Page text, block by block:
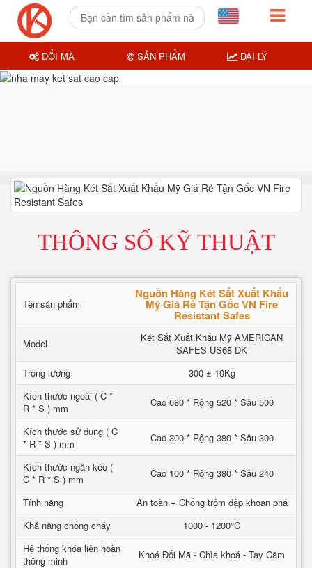
THÔNG SỐ KỸ THUẬT
Tên sản phẩm
Nguồn Hàng Két Sắt Xuất Khẩu
Mỹ Giá Rẻ Tận Gốc VN Fire
Resistant Safes
Model
Két Sắt Xuất Khẩu Mỹ AMERICAN
SAFES US68 DK
Trọng lượng
300 ± 10Kg
Kích thước ngoài ( C *
R * S ) mm
Cao 680 * Rộng 520 * Sâu 500
Kích thước sử dụng ( C
* R * S ) mm
Cao 300 * Rộng 380 * Sâu 300
Kích thước ngăn kéo (
C * R * S ) mm
Cao 100 * Rộng 380 * Sâu 240
Tính năng
An toàn + Chống trộm đập khoan phá
Khả năng chống cháy
1000 - 1200°C
Hệ thống khóa liên hoàn
thông minh
Khoá Đổi Mã - Chìa khoá - Tay Cầm
ĐỔI MÃ SẢN PHẨM ĐẠI LÝ